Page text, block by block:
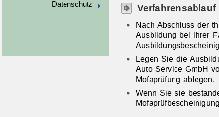
Datenschutz Verfahrensablauf
Nach Abschluss der
Ausbildung bei Ihrer
Legen Sie die
Auto Service GmbH
Mofaprüfung ablegen.
Wenn Sie sie